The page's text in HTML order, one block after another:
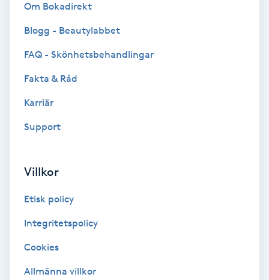
Cryoterapi
Damklippning
Dermapen
Diamantslipning
Extensions
Om Bokadirekt
Blogg - Beautylabbet
FAQ - Skönhetsbehandlingar
Fakta & Råd
Karriär
Support
Villkor
Etisk policy
Integritetspolicy
Cookies
Allmänna villkor